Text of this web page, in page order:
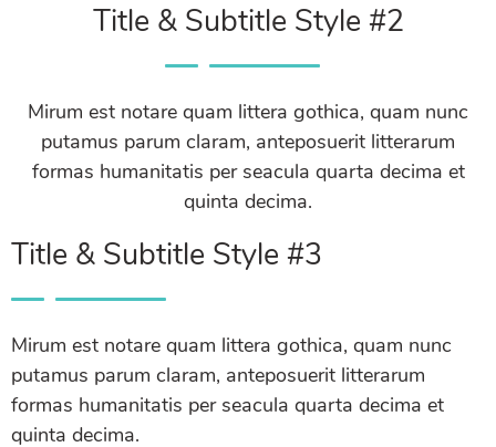
Title & Subtitle Style #2
Mirum est notare quam littera gothica, quam nunc
putamus parum claram, anteposuerit litterarum
formas humanitatis per seacula quarta decima et
quinta decima.
Title & Subtitle Style #3
Mirum est notare quam littera gothica, quam nunc
putamus parum claram, anteposuerit litterarum
formas humanitatis per seacula quarta decima et
quinta decima.